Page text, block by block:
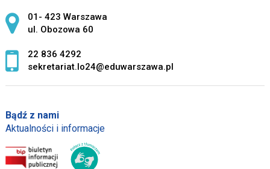
Adres pocztowy:
01- 423 Warszawa
ul. Obozowa 60
22 836 4292
sekretariat.lo24@eduwarszawa.pl
Bądź z nami
Aktualności i informacje